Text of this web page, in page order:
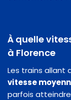
À quelle
à Florence
Les trains allant
vitesse
parfois